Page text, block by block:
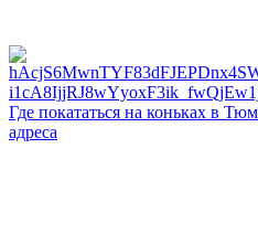
Где покататься на коньках в
адреса